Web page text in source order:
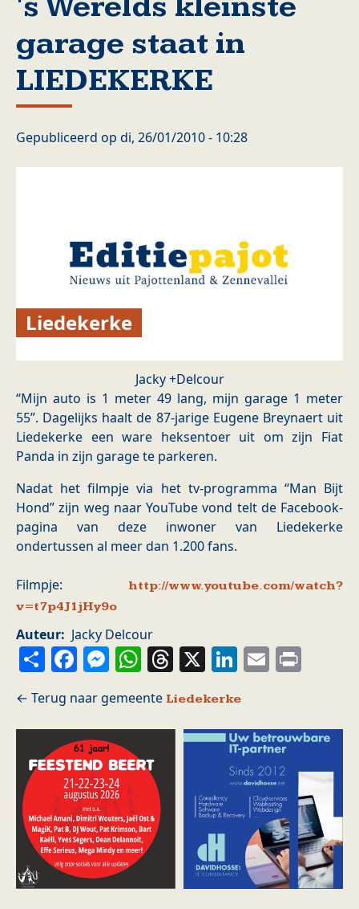
garage staat in
LIEDEKERKE
Gepubliceerd op di, 26/01/2010 - 10:28
Liedekerke
Jacky +Delcour
“Mijn auto is 1 meter 49 lang, mijn garage 1 meter
55”. Dagelijks haalt de 87-jarige Eugene Breynaert uit
Liedekerke een ware heksentoer uit om zijn Fiat
Panda in zijn garage te parkeren.
Nadat het filmpje via het tv-programma “Man Bijt
Hond” zijn weg naar YouTube vond telt de Facebook-
pagina van deze inwoner van Liedekerke
ondertussen al meer dan 1.200 fans.
Filmpje:
http://www.youtube.com/watch?
v=t7p4J1jHy9o
Auteur Jacky Delcour
ShareFacebook
Messenger
WhatsApp
Threads
X LinkedIn
Email
Liedekerke